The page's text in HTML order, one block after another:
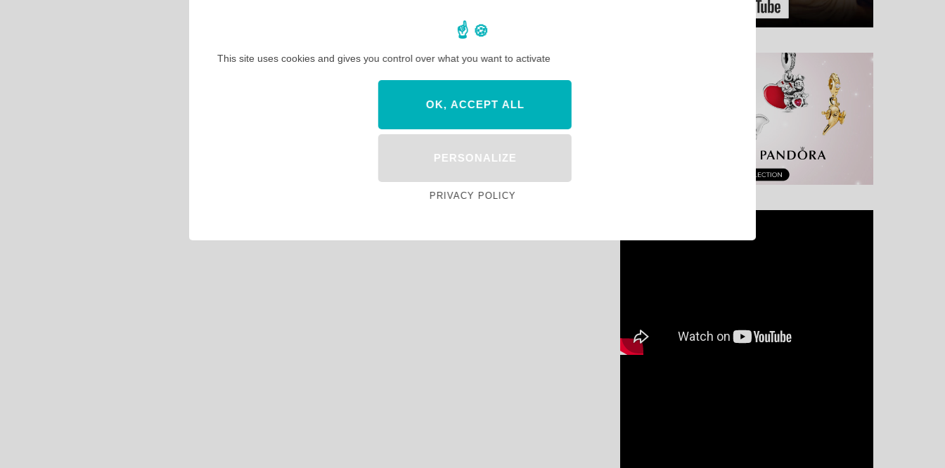
This site uses cookies and gives you control over what you want to activate
OK, ACCEPT ALL
PERSONALIZE
PRIVACY POLICY